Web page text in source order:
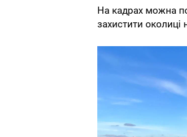
На кадрах можна
захистити околиці